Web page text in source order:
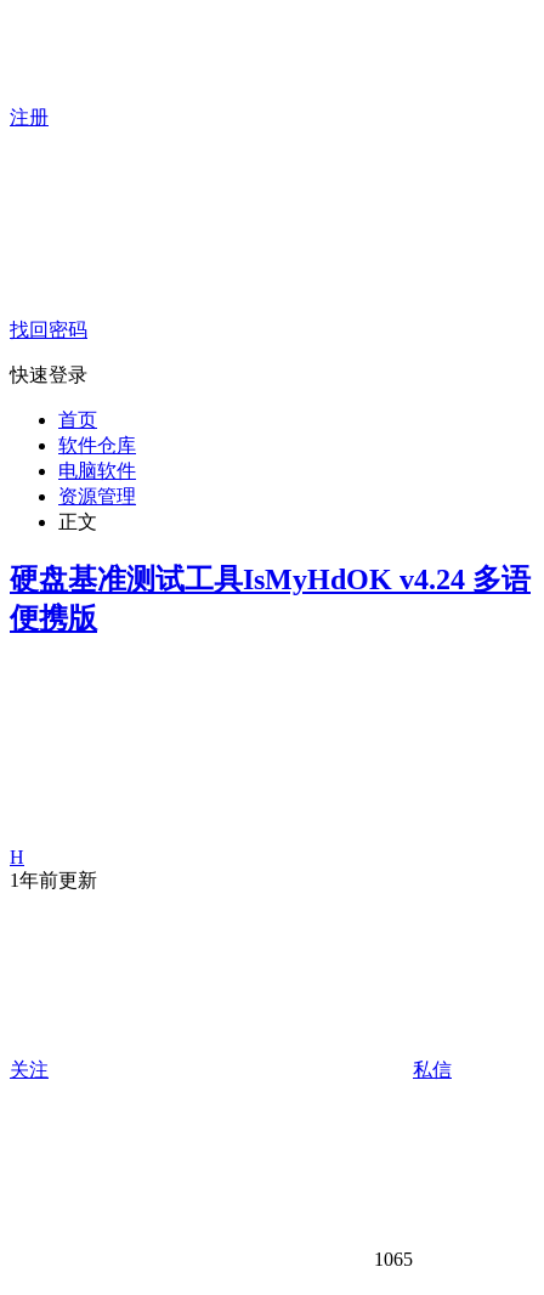
注册
找回密码
快速登录
首页
软件仓库
电脑软件
资源管理
正文
硬盘基准测试工具IsMyHdOK v4.24 多语
便携版
H
1年前更新
关注 私信
1065